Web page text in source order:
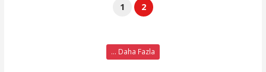
1 2
... Daha Fazla